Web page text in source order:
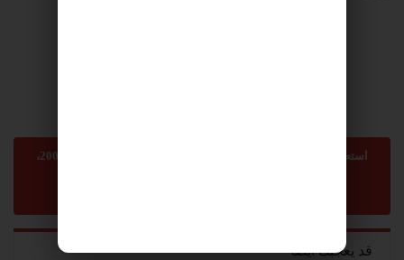
استعمال المضامين بموجب بند 27 أ لقانون الحقوق الأدبية لسنة 2007،
قد يعجبك ايضا